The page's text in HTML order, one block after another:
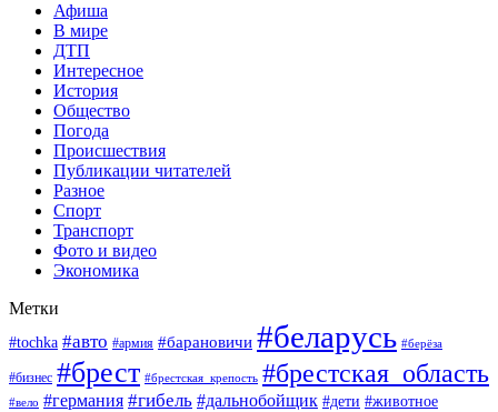
Афиша
В мире
ДТП
Интересное
История
Общество
Погода
Происшествия
Публикации читателей
Разное
Спорт
Транспорт
Фото и видео
Экономика
Метки
#tochka #авто #армия #барановичи #беларусь #берёза
#бизнес #брест #брестская_крепость #брестская_область
#вело #германия #гибель #дальнобойщик #дети #животное